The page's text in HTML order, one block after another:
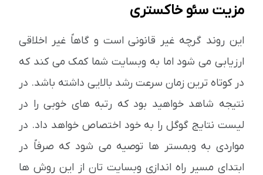
مزیت سئو خاکستری
این روند گرچه غیر قانونی است و گاهاً غیر اخلاقی
ارزیابی می شود اما به وبسایت شما کمک می کند که
در کوتاه ترین زمان سرعت رشد بالایی داشته باشد. در
نتیجه شاهد خواهید بود که رتبه های خوبی را در
لیست نتایج گوگل را به خود اختصاص خواهد داد. در
مواردی به وبمستر ها توصیه می شود که صرفاً در
ابتدای مسیر راه اندازی وبسایت تان از این روش ها